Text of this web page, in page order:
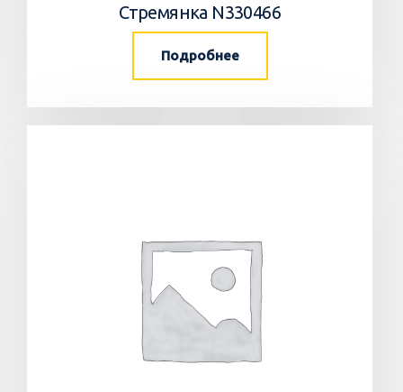
Стремянка N330466
Подробнее